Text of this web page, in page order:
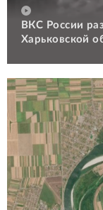
ВКС России
Харьковской